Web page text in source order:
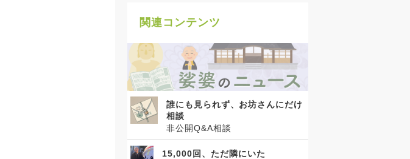
関連コンテンツ
誰にも見られず、お坊さんにだけ
相談
非公開Q&A相談
15,000回、ただ隣にいた